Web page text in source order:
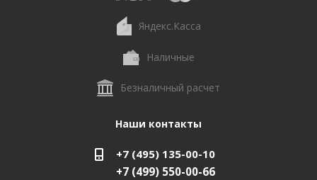
Яндекс.Касса
Наличные
Безналичный расчет
Наши контакты
+7 (495) 135-00-10
+7 (499) 550-00-66